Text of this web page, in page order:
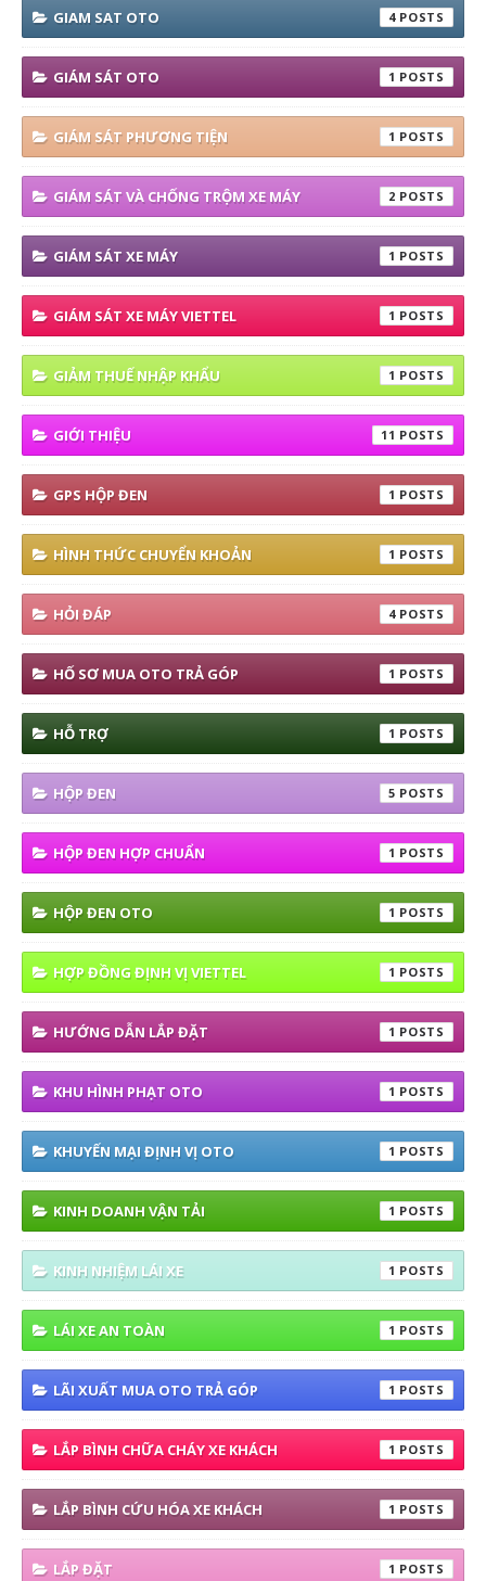
GIAM SAT OTO 4
GIÁM SÁT OTO 1
GIÁM SÁT PHƯƠNG TIỆN 1
GIÁM SÁT VÀ CHỐNG TRỘM XE MÁY 2
GIÁM SÁT XE MÁY 1
GIÁM SÁT XE MÁY VIETTEL 1
GIẢM THUẾ NHẬP KHẨU 1
GIỚI THIỆU 11
GPS HỘP ĐEN 1
HÌNH THỨC CHUYỂN KHOẢN 1
HỎI ĐÁP 4
HỐ SƠ MUA OTO TRẢ GÓP 1
HỖ TRỢ 1
HỘP ĐEN 5
HỘP ĐEN HỢP CHUẨN 1
HỘP ĐEN OTO 1
HỢP ĐỒNG ĐỊNH VỊ VIETTEL 1
HƯỚNG DẪN LẮP ĐẶT 1
KHU HÌNH PHẠT OTO 1
KHUYẾN MẠI ĐỊNH VỊ OTO 1
KINH DOANH VẬN TẢI 1
KINH NHIỆM LÁI XE 1
LÁI XE AN TOÀN 1
LÃI XUẤT MUA OTO TRẢ GÓP 1
LẮP BÌNH CHỮA CHÁY XE KHÁCH 1
LẮP BÌNH CỨU HÓA XE KHÁCH 1
LẮP ĐẶT 1